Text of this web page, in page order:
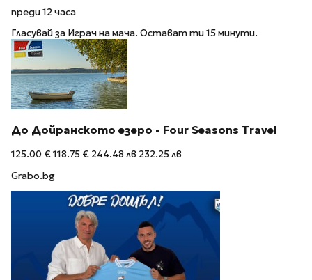
преди 12 часа
Гласувай за Играч на мача. Остават ти 15 минути.
До Дойранското езеро - Four Seasons Travel
125.00 €118.75 € 244.48 лв 232.25 лв
Grabo.bg